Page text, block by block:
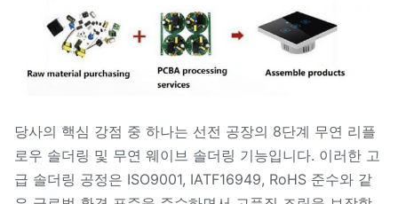
당사의 핵심 강점 중 하나는 선전 공장의 8단계 무연 리플
로우 솔더링 및 무연 웨이브 솔더링 기능입니다. 이러한 고
급 솔더링 공정은 ISO9001, IATF16949, RoHS 준수와 같